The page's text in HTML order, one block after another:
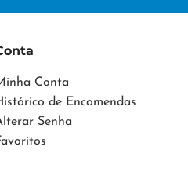
Conta
de Encomendas
Senha